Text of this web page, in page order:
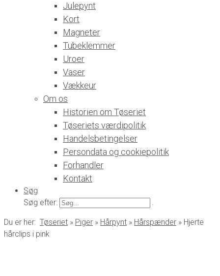
Julepynt
Kort
Magneter
Tubeklemmer
Uroer
Vaser
Vækkeur
Om os
Historien om Tøseriet
Tøseriets værdipolitik
Handelsbetingelser
Persondata og cookiepolitik
Forhandler
Kontakt
Søg
Søg efter:
Du er her: Tøseriet » Piger » Hårpynt » Hårspænder » Hjerte
hårclips i pink